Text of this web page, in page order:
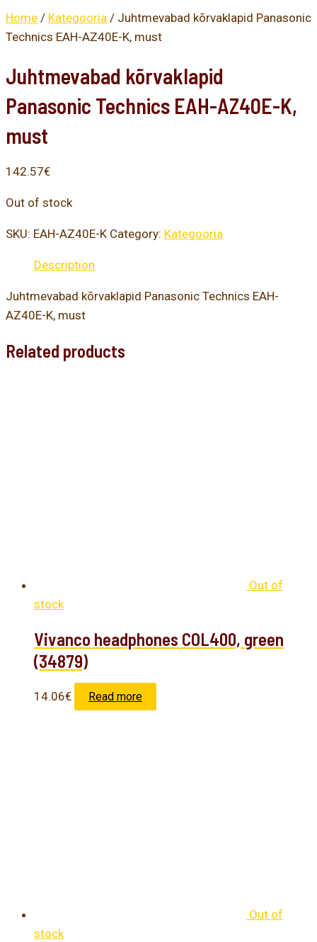
Home / Kategooria / Juhtmevabad kõrvaklapid Panasonic
Technics EAH-AZ40E-K, must
Juhtmevabad kõrvaklapid
Panasonic Technics EAH-AZ40E-K,
must
142.57€
Out of stock
SKU: EAH-AZ40E-K Category: Kategooria
Description
Juhtmevabad kõrvaklapid Panasonic Technics EAH-
AZ40E-K, must
Related products
Out of
stock
Vivanco headphones COL400, green
(34879)
14.06€ Read more
Out of
stock